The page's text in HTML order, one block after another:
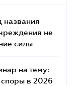
названия
не
силы
на тему:
в 2026